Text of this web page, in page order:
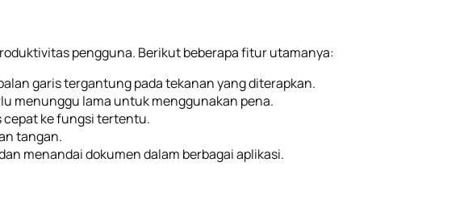
pengguna. Berikut beberapa fitur utamanya:
garis tergantung pada tekanan yang diterapkan.
menunggu lama untuk menggunakan pena.
cepat ke fungsi tertentu.
tangan.
menandai dokumen dalam berbagai aplikasi.